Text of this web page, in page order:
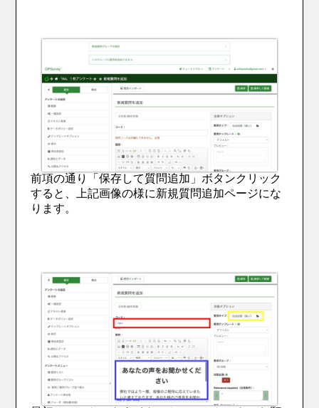
前項の通り「保存して質問追加」ボタンクリック
すると、上記画像の様に新規質問追加ページにな
ります。